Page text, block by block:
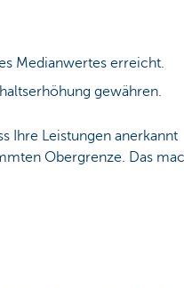
Medianwertes erreicht.
gewähren.
Ihre Leistungen anerkannt
Obergrenze. Das